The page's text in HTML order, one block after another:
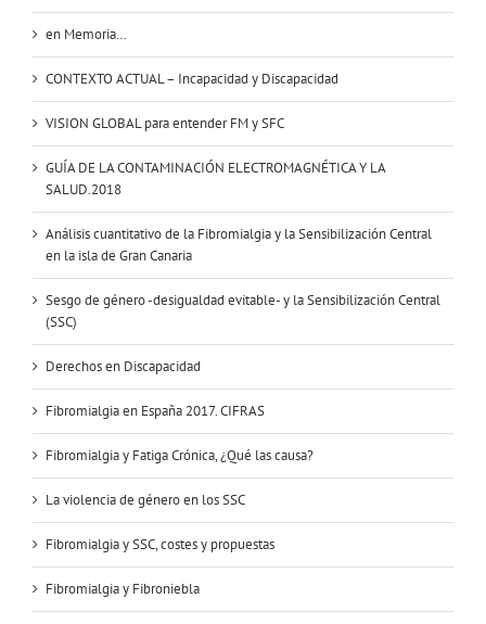
en Memoria…
CONTEXTO ACTUAL – Incapacidad y Discapacidad
VISION GLOBAL para entender FM y SFC
GUÍA DE LA CONTAMINACIÓN ELECTROMAGNÉTICA Y LA
SALUD.2018
Análisis cuantitativo de la Fibromialgia y la Sensibilización Central
en la isla de Gran Canaria
Sesgo de género -desigualdad evitable- y la Sensibilización Central
(SSC)
Derechos en Discapacidad
Fibromialgia en España 2017. CIFRAS
Fibromialgia y Fatiga Crónica, ¿Qué las causa?
La violencia de género en los SSC
Fibromialgia y SSC, costes y propuestas
Fibromialgia y Fibroniebla